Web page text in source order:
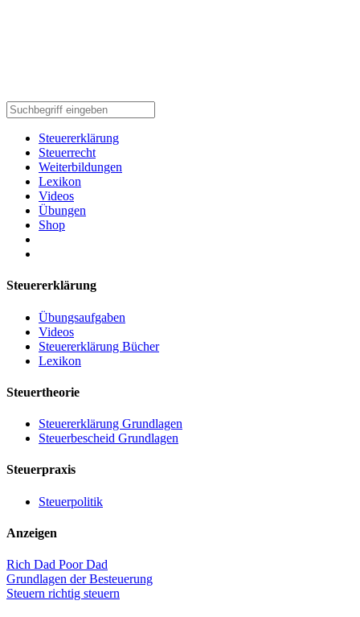
Steuererklärung
Steuerrecht
Weiterbildungen
Lexikon
Videos
Übungen
Shop
Steuererklärung
Übungsaufgaben
Videos
Steuererklärung Bücher
Lexikon
Steuertheorie
Steuererklärung Grundlagen
Steuerbescheid Grundlagen
Steuerpraxis
Steuerpolitik
Anzeigen
Rich Dad Poor Dad
Grundlagen der Besteuerung
Steuern richtig steuern